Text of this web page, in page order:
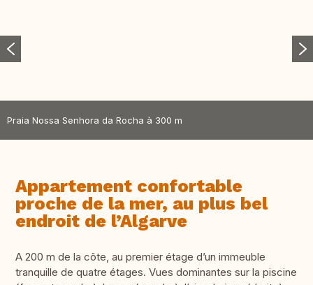
Praia Nossa Senhora da Rocha à 300 m
Appartement confortable
proche de la mer, au plus bel
endroit de l’Algarve
A 200 m de la côte, au premier étage d’un immeuble
tranquille de quatre étages. Vues dominantes sur la piscine